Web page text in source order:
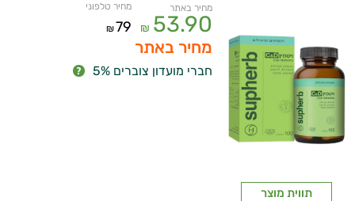
תווית מוצר
מחיר באתר
53.90
₪
מחיר טלפוני
79
₪
מחיר באתר
חברי מועדון צוברים 5%